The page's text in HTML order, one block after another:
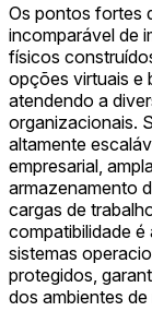
Os pontos fortes
incomparável de
físicos
opções virtuais e
atendendo a
organizacionais.
altamente
empresarial,
armazenamento
cargas de
compatibilidade é
sistemas
protegidos,
dos ambientes